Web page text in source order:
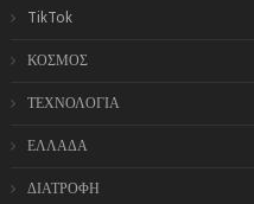
TikTok
ΚΟΣΜΟΣ
ΤΕΧΝΟΛΟΓΙΑ
ΕΛΛΑΔΑ
ΔΙΑΤΡΟΦΗ